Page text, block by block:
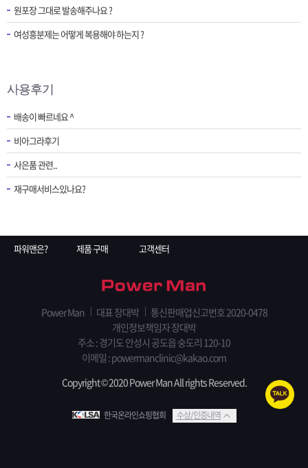
원포장 그대로 발송해주나요 ?
여성흥분제는 어떻게 복용해야 하는지 ?
사용후기
배송이 빠르네요 ^
비아그라후기
사은품 관련..
재구매서비스있나요?
파워맨은? 제품 구매 고객센터
Power Man 대표 장대박
통신판매업신고번호 2020-0478
개인정보책임자 장대박
주소 : 경기도 안성시 공도읍 숭도리 120-10
이메일 : powermanclinic@kakao.com
Copyright © 2020 Power Man All rights Reserved.
한국온라인쇼핑협회 수상/인증내역